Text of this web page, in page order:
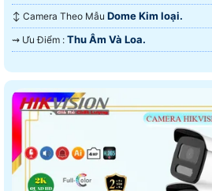
↕️ Camera Theo Mẫu Dome Kim loại.
️⇝ Ưu Điểm : Thu Âm Và Loa.